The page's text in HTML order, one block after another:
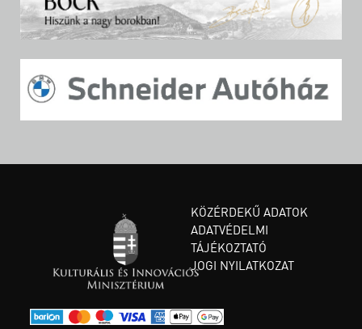
KÖZÉRDEKŰ ADATOK
ADATVÉDELMI
TÁJÉKOZTATÓ
JOGI NYILATKOZAT